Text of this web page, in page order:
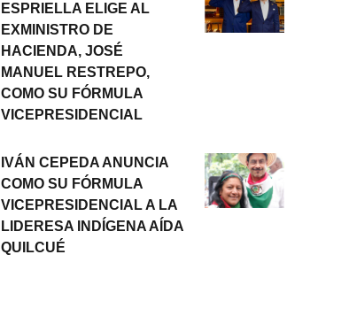
ESPRIELLA ELIGE AL
EXMINISTRO DE
HACIENDA, JOSÉ
MANUEL RESTREPO,
COMO SU FÓRMULA
VICEPRESIDENCIAL
IVÁN CEPEDA ANUNCIA
COMO SU FÓRMULA
VICEPRESIDENCIAL A LA
LIDERESA INDÍGENA AÍDA
QUILCUÉ